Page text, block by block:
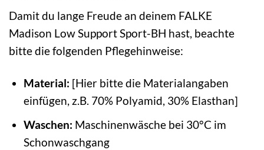
Damit du lange Freude an deinem FALKE
Madison Low Support Sport-BH hast, beachte
bitte die folgenden Pflegehinweise:
Material: [Hier bitte die Materialangaben
einfügen, z.B. 70% Polyamid, 30% Elasthan]
Waschen: Maschinenwäsche bei 30°C im
Schonwaschgang